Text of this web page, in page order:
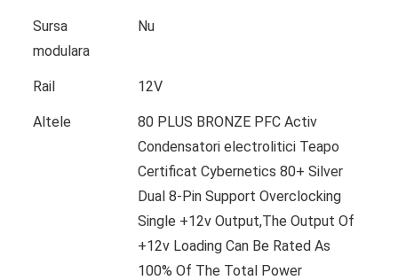
Sursa
modulara
Nu
Rail 12V
Altele
80 PLUS BRONZE PFC Activ
Condensatori electrolitici Teapo
Certificat Cybernetics 80+ Silver
Dual 8-Pin Support Overclocking
Single +12v Output,The Output Of
+12v Loading Can Be Rated As
100% Of The Total Power